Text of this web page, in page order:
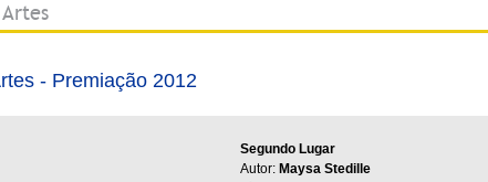
Artes
- Premiação 2012
Segundo Lugar
Autor: Maysa Stedille